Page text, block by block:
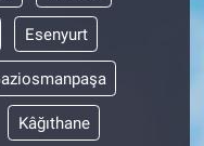
Esenyurt
Kâğıthane